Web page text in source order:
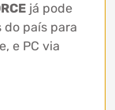
já pode
país para
e PC via